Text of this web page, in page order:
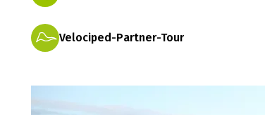
Velociped-Partner-Tour